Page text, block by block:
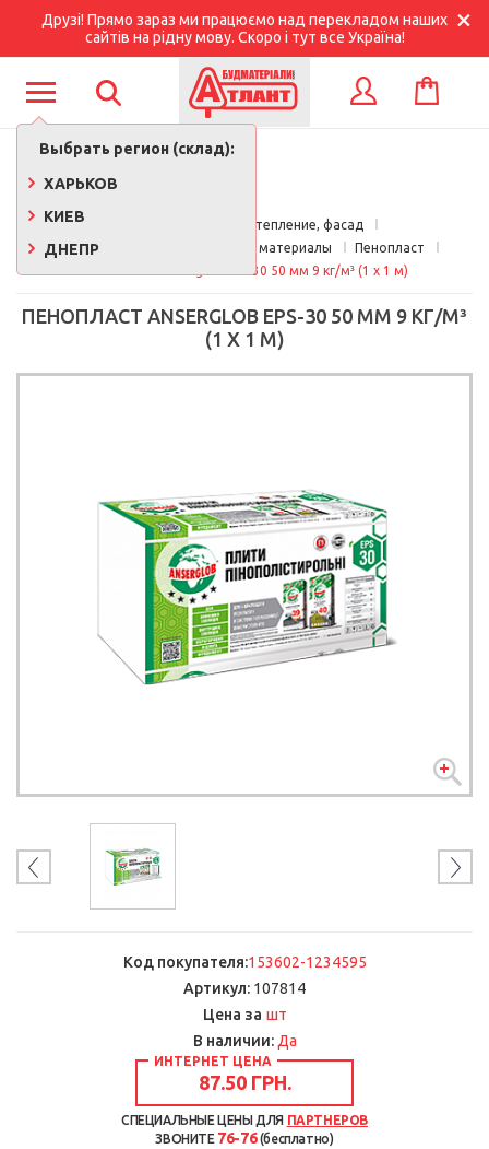
Друзі! Прямо зараз ми працюємо над перекладом наших
сайтів на рідну мову. Скоро і тут все Україна!
Выбрать регион (склад):
ХАРЬКОВ
КИЕВ
ДНЕПР
КОРЗИНА
Кровля, утепление, фасад
Утеплители и изоляционные материалы
Пенопласт
Пенопласт Anserglob EPS-30 50 мм 9 кг/м³ (1 х 1 м)
ПЕНОПЛАСТ ANSERGLOB EPS-30 50 ММ 9 КГ/М³
(1 Х 1 М)
Код покупателя:153602-1234595
Артикул: 107814
Цена за шт
В наличии: Да
ИНТЕРНЕТ ЦЕНА
87.50 ГРН.
СПЕЦИАЛЬНЫЕ ЦЕНЫ ДЛЯ ПАРТНЕРОВ
ЗВОНИТЕ 76-76(бесплатно)